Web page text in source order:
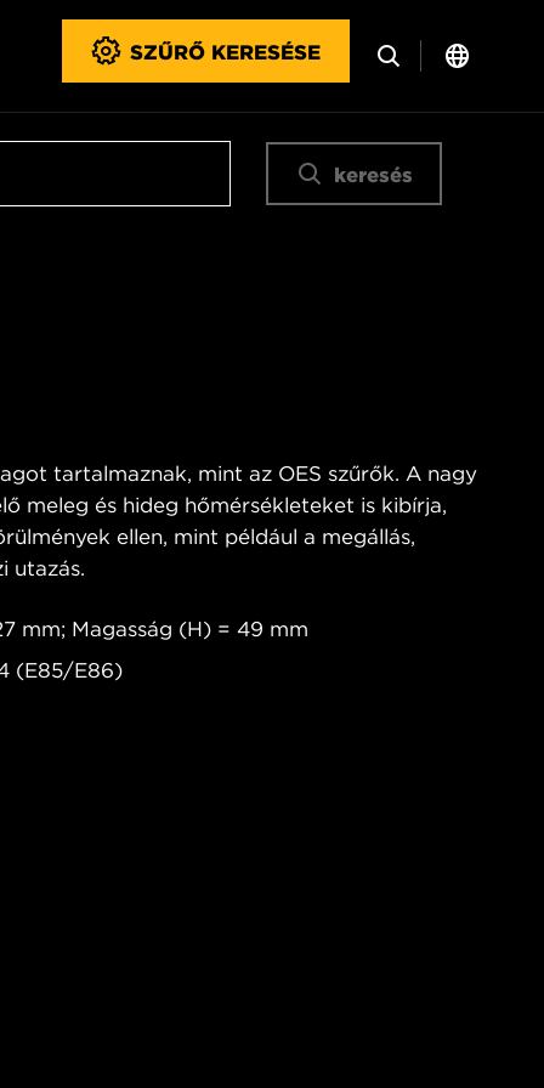
SZŰRŐ KERESÉSE
keresés
tartalmaznak, mint az OES szűrők. A nagy
meleg és hideg hőmérsékleteket is kibírja,
ellen, mint például a megállás,
utazás.
mm; Magasság (H) = 49 mm
(E85/E86)